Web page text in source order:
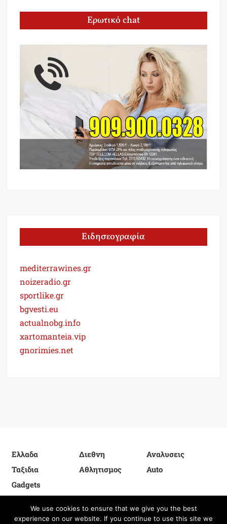
Ερωτικό chat
Ειδησεογραφία
mediterrawines.gr
noizeradio.gr
sportlike.gr
bgvesti.eu
actualnobg.info
xartomanteia.vip
gnorimies.net
Ελλαδα Διεθνη
Αναλυσεις
Ταξιδια
Αθλητισμος
Auto
Gadgets
Proudly powered by WordPress|Theme: FreeNews|By
We use cookies to ensure that we give you the best
experience on our website. If you continue to use this site we